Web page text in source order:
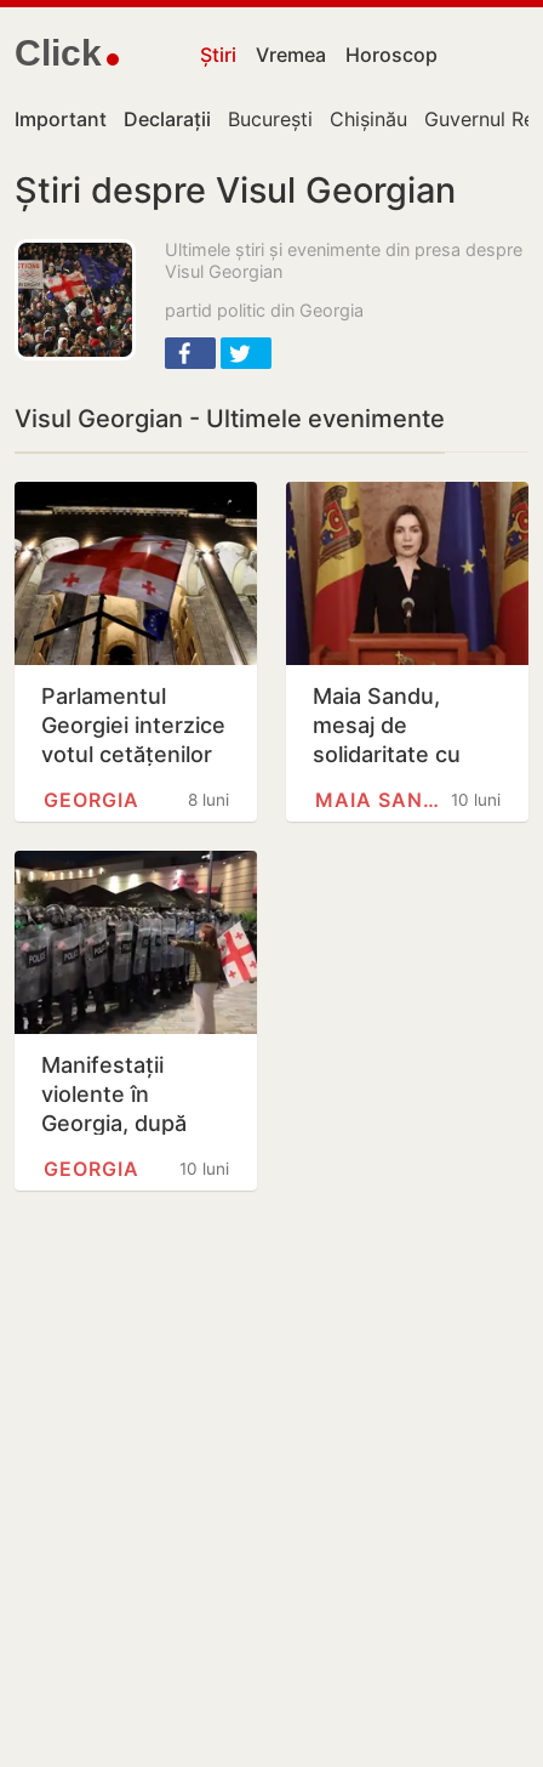
Click Știri Vremea Horoscop
Important Declarații București Chișinău Guvernul
Știri despre Visul Georgian
Ultimele știri și evenimente din presa despre
Visul Georgian
partid politic din Georgia
Visul Georgian - Ultimele evenimente
Parlamentul
Georgiei interzice
votul cetățenilor
8 luni
GEORGIA
Maia Sandu,
mesaj de
solidaritate cu
Georgia:
10 luni
MAIA SANDU
Manifestații
violente în
Georgia, după
10 luni
GEORGIA